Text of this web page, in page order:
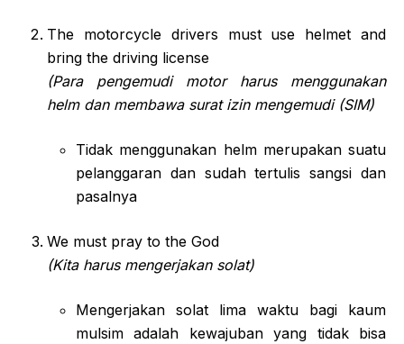
The motorcycle drivers must use helmet and
bring the driving license
(Para pengemudi motor harus menggunakan
helm dan membawa surat izin mengemudi (SIM)
Tidak menggunakan helm merupakan suatu
pelanggaran dan sudah tertulis sangsi dan
pasalnya
We must pray to the God
(Kita harus mengerjakan solat)
Mengerjakan solat lima waktu bagi kaum
mulsim adalah kewajuban yang tidak bisa